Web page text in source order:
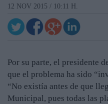
12 NOV 2015 / 10:11 H.
Por su parte, el presidente
que el problema ha sido
“No existía antes de que
Municipal, pues todas las